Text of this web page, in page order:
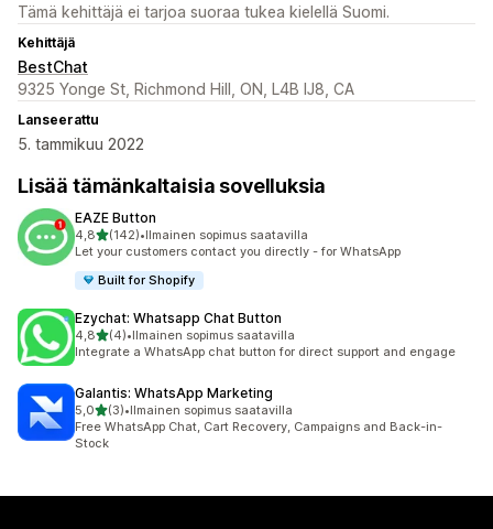
Tämä kehittäjä ei tarjoa suoraa tukea kielellä Suomi.
Kehittäjä
BestChat
9325 Yonge St, Richmond Hill, ON, L4B IJ8, CA
Lanseerattu
5. tammikuu 2022
Lisää tämänkaltaisia sovelluksia
EAZE Button
4,8/ 5 tähteä
(142)
142 arvostelua yhteensä
•Ilmainen sopimus saatavilla
Let your customers contact you directly - for WhatsApp
Built for Shopify
Ezychat: Whatsapp Chat Button
4,8/ 5 tähteä
(4)
4 arvostelua yhteensä
•Ilmainen sopimus saatavilla
Integrate a WhatsApp chat button for direct support and engage
Galantis: WhatsApp Marketing
5,0/ 5 tähteä
(3)
3 arvostelua yhteensä
•Ilmainen sopimus saatavilla
Free WhatsApp Chat, Cart Recovery, Campaigns and Back-in-
Stock